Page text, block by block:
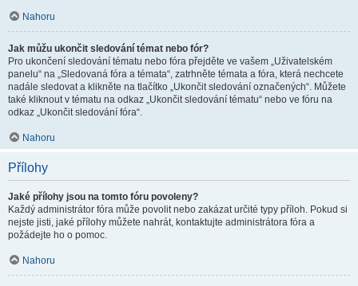
Nahoru
Jak můžu ukončit sledování témat nebo fór?
Pro ukončení sledování tématu nebo fóra přejděte ve vašem „Uživatelském
panelu“ na „Sledovaná fóra a témata“, zatrhněte témata a fóra, která nechcete
nadále sledovat a klikněte na tlačítko „Ukončit sledování označených“. Můžete
také kliknout v tématu na odkaz „Ukončit sledování tématu“ nebo ve fóru na
odkaz „Ukončit sledování fóra“.
Nahoru
Přílohy
Jaké přílohy jsou na tomto fóru povoleny?
Každý administrátor fóra může povolit nebo zakázat určité typy příloh. Pokud si
nejste jisti, jaké přílohy můžete nahrát, kontaktujte administrátora fóra a
požádejte ho o pomoc.
Nahoru